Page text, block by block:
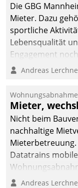
Die GBG
Mieter. Dazu
sportliche
Lebensqualität
Engagement
von
und Beschwerde-
ein.
Andreas
Mieter,
Nicht beim
nachhaltige
Datatrains
Mieter
Andreas